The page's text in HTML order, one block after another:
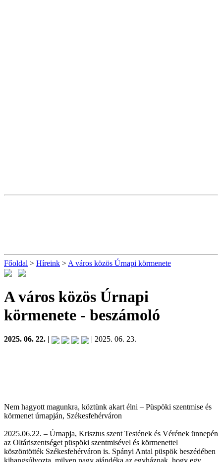
Főoldal > Híreink > A város közös Úrnapi körmenete
A város közös Úrnapi
körmenete - beszámoló
2025. 06. 22. | | 2025. 06. 23.
Nem hagyott magunkra, köztünk akart élni – Püspöki szentmise és
körmenet úrnapján, Székesfehérváron
2025.06.22. – Úrnapja, Krisztus szent Testének és Vérének ünnepén
az Oltáriszentséget püspöki szentmisével és körmenettel
köszöntötték Székesfehérváron is. Spányi Antal püspök beszédében
kihangsúlyozta, milyen nagy ajándéka az egyháznak, hogy egy